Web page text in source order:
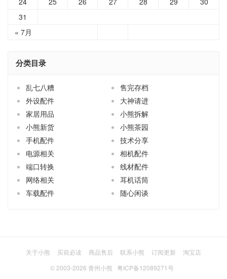
« 7月
31
分类目录
乱七八糟
售完存档
外设配件
大神请进
家居用品
小熊拆解
小熊新货
小熊茶园
手机配件
技术分享
电源相关
相机配件
端口转换
线材配件
网络相关
耳机话筒
车载配件
随心闲谈
关于小熊 买前必读 商品售后 联系小熊 订阅更新
淘宝店
© 2003-2026 青州小熊 粤ICP备12089271号